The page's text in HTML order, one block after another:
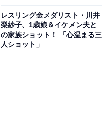
レスリング金メダリスト・川井
梨紗子、1歳娘＆イケメン夫と
の家族ショット！ 「心温まる三
人ショット」